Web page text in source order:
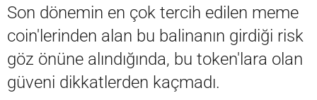
Son dönemin en çok tercih edilen meme
coin'lerinden alan bu balinanın girdiği risk
göz önüne alındığında, bu token'lara olan
güveni dikkatlerden kaçmadı.